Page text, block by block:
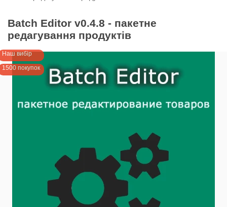
Batch Editor v0.4.8 - пакетне
редагування продуктів
Наш вибір
1500 покупок